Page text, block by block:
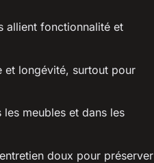
allient fonctionnalité et
et longévité, surtout pour
les meubles et dans les
doux pour préserver